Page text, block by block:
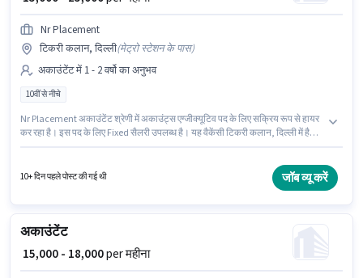
Nr Placement
टिकरी कलान, दिल्ली(मेट्रो स्टेशन के पास)
अकाउंटेंट में 1 - 2 वर्षो का अनुभव
10वीं से नीचे
Nr Placement अकाउंटेंट श्रेणी में अकाउंट्स एग्जीक्यूटिव पद के लिए सक्रिय रूप से हायर
कर रहा है। इस पद के लिए Fixed सैलरी उपलब्ध है। यह वैकेंसी टिकरी कलान, दिल्ली में है।
10+ दिन पहले पोस्ट की गई थी जॉब व्यू करें
अकाउंटेंट
₹ 15,000 - 18,000per महीना